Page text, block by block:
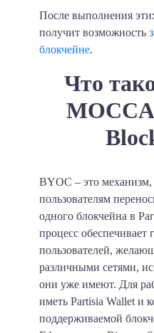
После выполнения
получит возможность
блокчейне.
Что
BYOC – это механизм,
пользователям
одного блокчейна в
процесс обеспечивает
пользователей,
различными сетями,
они уже имеют. Для
иметь Partisia Wallet и
поддерживаемой